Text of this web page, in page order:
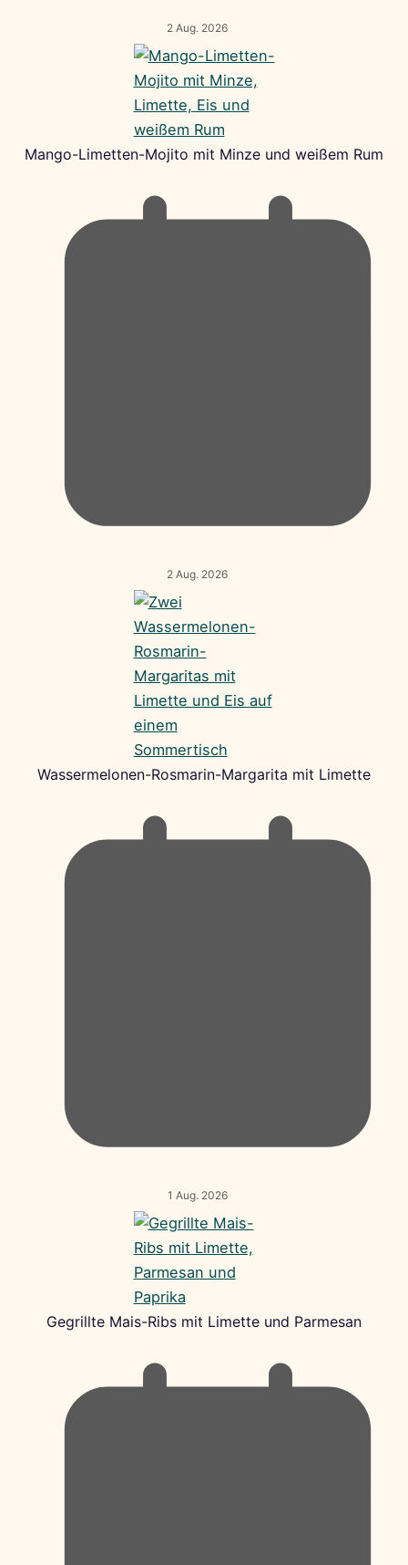
2 Aug. 2026
Mango-Limetten-Mojito mit Minze und weißem Rum
2 Aug. 2026
Wassermelonen-Rosmarin-Margarita mit Limette
1 Aug. 2026
Gegrillte Mais-Ribs mit Limette und Parmesan